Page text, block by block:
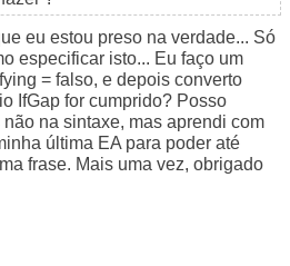
eu estou preso na verdade... Só
especificar isto... Eu faço um
= falso, e depois converto
IfGap for cumprido? Posso
na sintaxe, mas aprendi com
última EA para poder até
frase. Mais uma vez, obrigado